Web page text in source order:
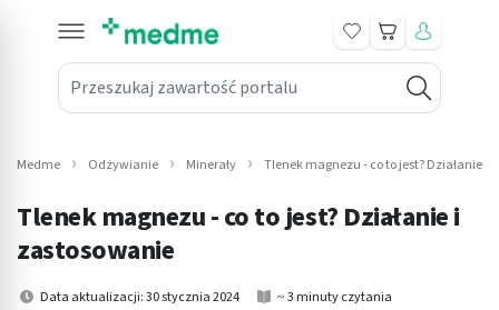
Przeszukaj zawartość portalu
Koszyk
submenu: Leki na receptę
submenu: Mama i dziecko
submenu: Kosmetyki
Medme Odżywianie Minerały Tlenek magnezu - co to jest? Działanie i
Tlenek magnezu - co to jest? Działanie i
zastosowanie
Data aktualizacji: 30 stycznia 2024
~ 3 minuty czytania